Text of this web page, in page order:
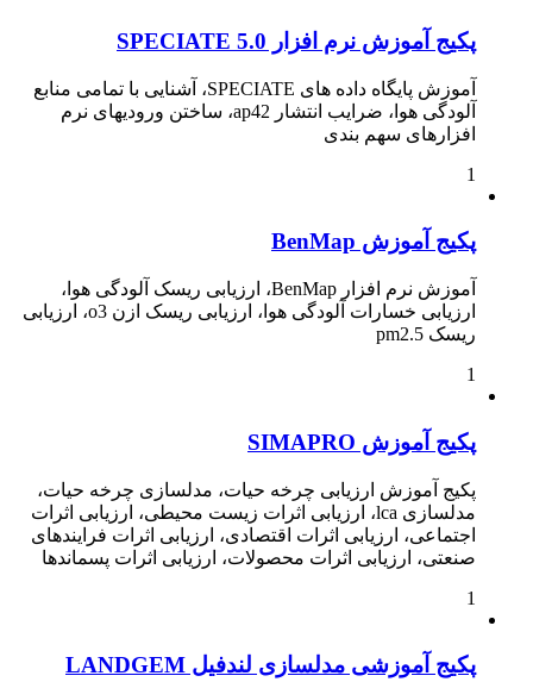
پکیج آموزش نرم افزار SPECIATE 5.0
آموزش پایگاه داده های SPECIATE، آشنایی با تمامی منابع
آلودگی هوا، ضرایب انتشار ap42، ساختن ورودیهای نرم
افزارهای سهم بندی
1
پکیج آموزش BenMap
آموزش نرم افزار BenMap، ارزیابی ریسک آلودگی هوا،
ارزیابی خسارات آلودگی هوا، ارزیابی ریسک ازن o3، ارزیابی
ریسک pm2.5
1
پکیج آموزش SIMAPRO
پکیج آموزش ارزیابی چرخه حیات، مدلسازی چرخه حیات،
مدلسازی lca، ارزیابی اثرات زیست محیطی، ارزیابی اثرات
اجتماعی، ارزیابی اثرات اقتصادی، ارزیابی اثرات فرایندهای
صنعتی، ارزیابی اثرات محصولات، ارزیابی اثرات پسماندها
1
پکیج آموزشی مدلسازی لندفیل LANDGEM